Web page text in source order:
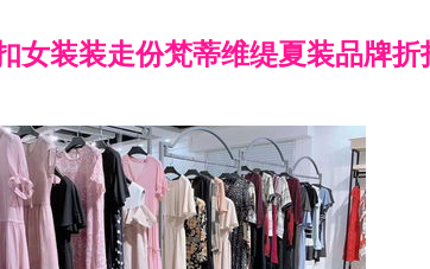
女装装走份梵蒂维缇夏装品牌折